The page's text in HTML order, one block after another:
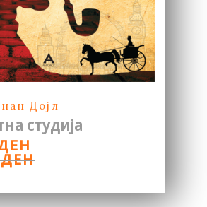
Дојл
студија
ДЕН